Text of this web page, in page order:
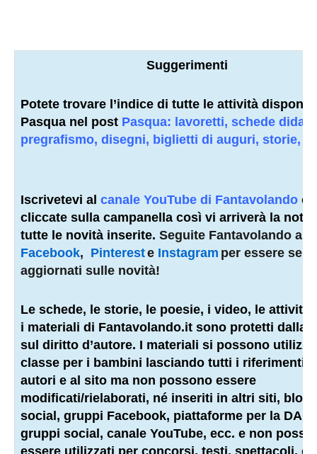
Suggerimenti
Potete trovare l’indice di tutte le attività
Pasqua nel post Pasqua: lavoretti, schede
pregrafismo, disegni, biglietti di auguri, storie,
Iscrivetevi al canale YouTube di Fantavolando e
cliccate sulla campanella così vi arriverà la
tutte le novità inserite. Seguite Fantavolando
Facebook, Pintereste Instagram per essere
aggiornati sulle novità!
Le schede, le storie, le poesie, i video, le attività
i materiali di Fantavolando.it sono protetti dalla
sul diritto d’autore. I materiali si possono
classe per i bambini lasciando tutti i riferimenti
autori e al sito ma non possono essere
modificati/rielaborati, né inseriti in altri siti, blog,
social, gruppi Facebook, piattaforme per la DAD,
gruppi social, canale YouTube, ecc. e non
essere utilizzati per concorsi, testi, spettacoli,